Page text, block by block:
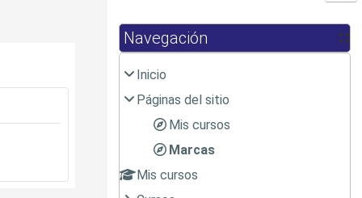
Bloques
Navegación
Inicio
Páginas del sitio
Mis cursos
Marcas
Mis cursos